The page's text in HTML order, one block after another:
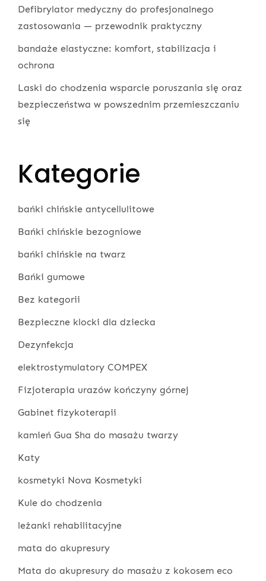
Defibrylator medyczny do profesjonalnego
zastosowania — przewodnik praktyczny
bandaże elastyczne: komfort, stabilizacja i
ochrona
Laski do chodzenia wsparcie poruszania się oraz
bezpieczeństwa w powszednim przemieszczaniu
się
Kategorie
bańki chińskie antycellulitowe
Bańki chińskie bezogniowe
bańki chińskie na twarz
Bańki gumowe
Bez kategorii
Bezpieczne klocki dla dziecka
Dezynfekcja
elektrostymulatory COMPEX
Fizjoterapia urazów kończyny górnej
Gabinet fizykoterapii
kamień Gua Sha do masażu twarzy
Katy
kosmetyki Nova Kosmetyki
Kule do chodzenia
leżanki rehabilitacyjne
mata do akupresury
Mata do akupresury do masażu z kokosem eco